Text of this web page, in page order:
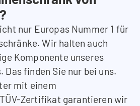
nur Europas Nummer 1 für
Wir halten auch
Komponente unseres
Das finden Sie nur bei uns.
mit einem
Zertifikat garantieren wir